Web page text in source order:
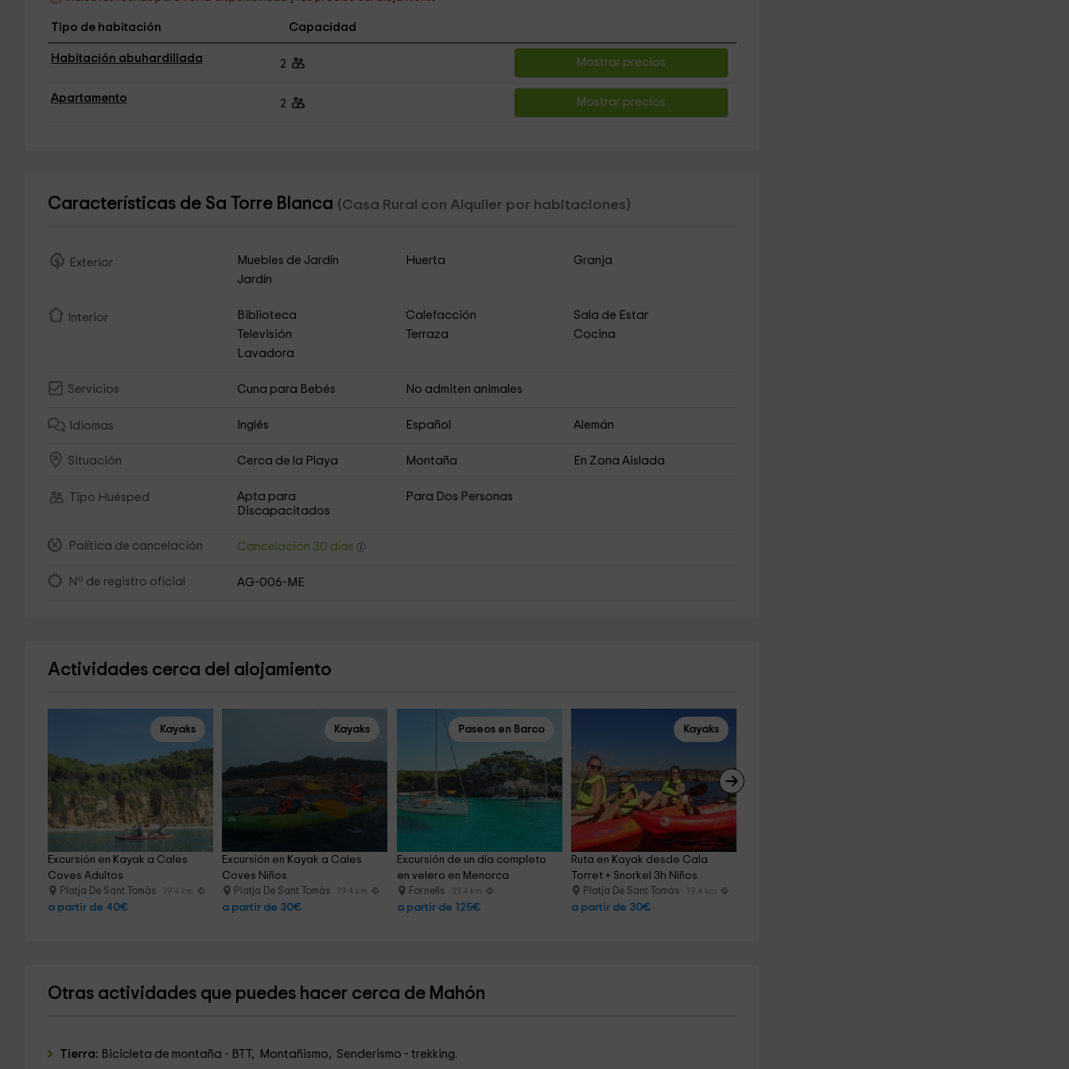
Tipo de habitación Capacidad
Habitación abuhardillada 2 Mostrar precios
Apartamento 2 Mostrar precios
Características de Sa Torre Blanca (Casa Rural con Alquiler por habitaciones)
Exterior Muebles de Jardín Huerta
Granja
Jardín
Interior Biblioteca Calefacción
Sala de Estar
Televisión
Terraza
Cocina
Lavadora
Servicios Cuna para Bebés No admiten animales
Idiomas Inglés Español Alemán
Situación Cerca de la Playa Montaña En Zona Aislada
Tipo Huésped
Apta para
Discapacitados
Para Dos Personas
Política de cancelación Cancelación 30 días
Nº de registro oficial AG-006-ME
Actividades cerca del alojamiento
Kayaks
Excursión en Kayak a Cales
Coves Adultos
Platja De Sant Tomàs 19.4 km
a partir de 40€
Kayaks
Excursión en Kayak a Cales
Coves Niños
Platja De Sant Tomàs 19.4 km
a partir de 30€
Paseos en Barco
Excursión de un día completo
en velero en Menorca
Fornells 21.4 km
a partir de 125€
Kayaks
Ruta en Kayak desde Cala
Torret + Snorkel 3h Niños
Platja De Sant Tomàs 19.4 km
a partir de 30€
Otras actividades que puedes hacer cerca de Mahón
Tierra: Bicicleta de montaña - BTT, Montañismo, Senderismo - trekking.